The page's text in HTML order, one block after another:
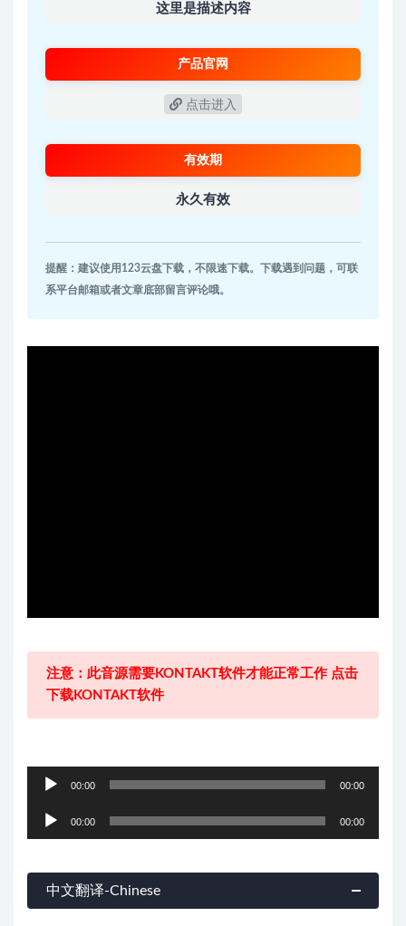
这里是描述内容
产品官网
点击进入
有效期
永久有效
提醒：建议使用123云盘下载，不限速下载。下载遇到问题，可联
系平台邮箱或者文章底部留言评论哦。
注意：此音源需要KONTAKT软件才能正常工作 点击
下载KONTAKT软件
放
00:00 00:00
放
00:00 00:00
中文翻译-Chinese